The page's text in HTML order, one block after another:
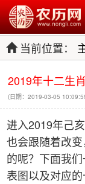
当前位置：
2019年十二生
(日期：2019-03-05
进入2019年己
也会跟随着改
的呢？下面我
表图以及对应的